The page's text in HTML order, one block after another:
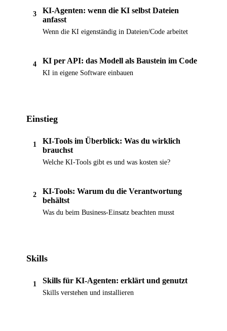
3
KI-Agenten: wenn die KI selbst Dateien
anfasst
Wenn die KI eigenständig in Dateien/Code arbeitet
4 KI per API: das Modell als Baustein im Code
KI in eigene Software einbauen
Einstieg
1
KI-Tools im Überblick: Was du wirklich
brauchst
Welche KI-Tools gibt es und was kosten sie?
2
KI-Tools: Warum du die Verantwortung
behältst
Was du beim Business-Einsatz beachten musst
Skills
1 Skills für KI-Agenten: erklärt und genutzt
Skills verstehen und installieren